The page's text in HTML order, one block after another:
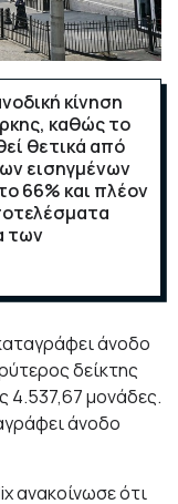
κίνηση
καθώς το
θετικά από
εισηγμένων
66% και πλέον
των
άνοδο
δείκτης
4.537,67 μονάδες.
άνοδο
ανακοίνωσε ότι